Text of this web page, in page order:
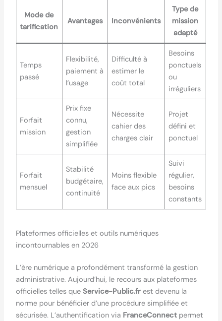
Mode de
tarification
Avantages Inconvénients
Type de
mission
adapté
Temps
passé
Flexibilité,
paiement à
l’usage
Difficulté à
estimer le
coût total
Besoins
ponctuels
ou
irréguliers
Forfait
mission
Prix fixe
connu,
gestion
simplifiée
Nécessite
cahier des
charges clair
Projet
défini et
ponctuel
Forfait
mensuel
Stabilité
budgétaire,
continuité
Moins flexible
face aux pics
Suivi
régulier,
besoins
constants
Plateformes officielles et outils numériques
incontournables en 2026
L’ère numérique a profondément transformé la gestion
administrative. Aujourd’hui, le recours aux plateformes
officielles telles que Service-Public.frest devenu la
norme pour bénéficier d’une procédure simplifiée et
sécurisée. L’authentification via FranceConnectpermet